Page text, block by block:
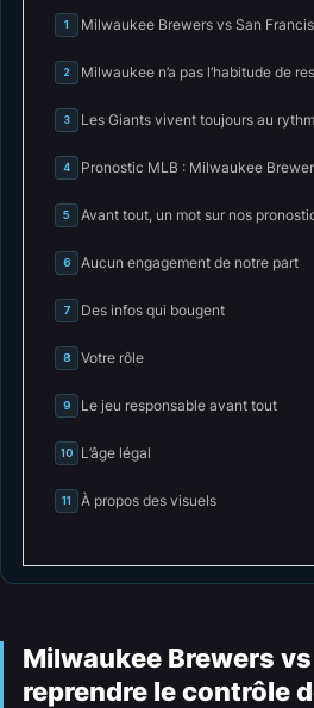
1 Milwaukee Brewers vs San
2 Milwaukee n’a pas l’habitude de
3 Les Giants vivent toujours au
4 Pronostic MLB : Milwaukee
5 Avant tout, un mot sur nos
6 Aucun engagement de notre part
7 Des infos qui bougent
8 Votre rôle
9 Le jeu responsable avant tout
10 L’âge légal
11 À propos des visuels
Milwaukee Brewers
reprendre le contrôle